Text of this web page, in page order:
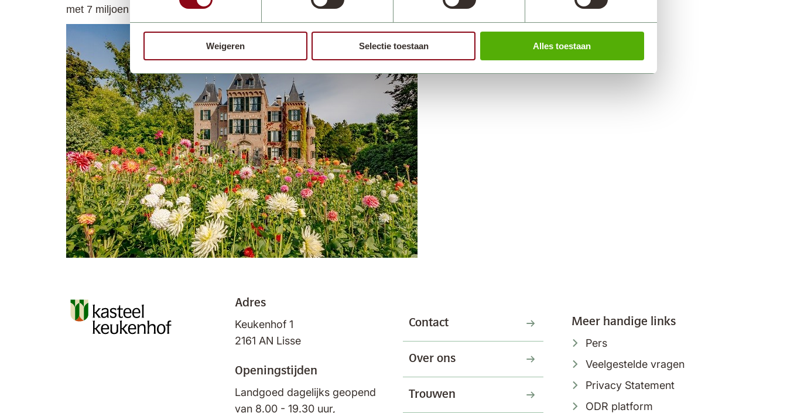
Weigeren Selectie toestaan Alles toestaan
met 7 miljoen bloembollen waar bezoekers in 2021 van 20 maart tot en met 9 mei van kunnen genieten.
Adres
Keukenhof 1
2161 AN Lisse
Openingstijden
Landgoed dagelijks geopend
van 8.00 - 19.30 uur,
Contact
Over ons
Trouwen
Meer handige links
Pers
Veelgestelde vragen
Privacy Statement
ODR platform